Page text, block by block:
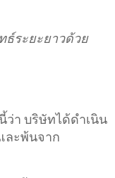
ระยะยาวด้วย
ว่า บริษัทได้ดำเนิน
ละพ้นจาก